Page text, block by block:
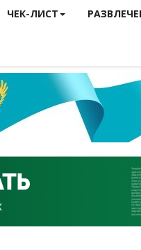
ЧЕК-ЛИСТ